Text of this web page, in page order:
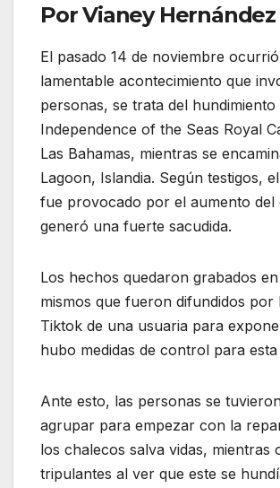
Por Vianey Hernández
El pasado 14 de noviembre
lamentable acontecimiento que
personas, se trata del
Independence of the Seas Royal
Las Bahamas, mientras se
Lagoon, Islandia. Según testigos,
fue provocado por el aumento del
generó una fuerte sacudida.
Los hechos quedaron grabados
mismos que fueron difundidos por
Tiktok de una usuaria para
hubo medidas de control para
Ante esto, las personas se
agrupar para empezar con la
los chalecos salva vidas, mientras
tripulantes al ver que este se